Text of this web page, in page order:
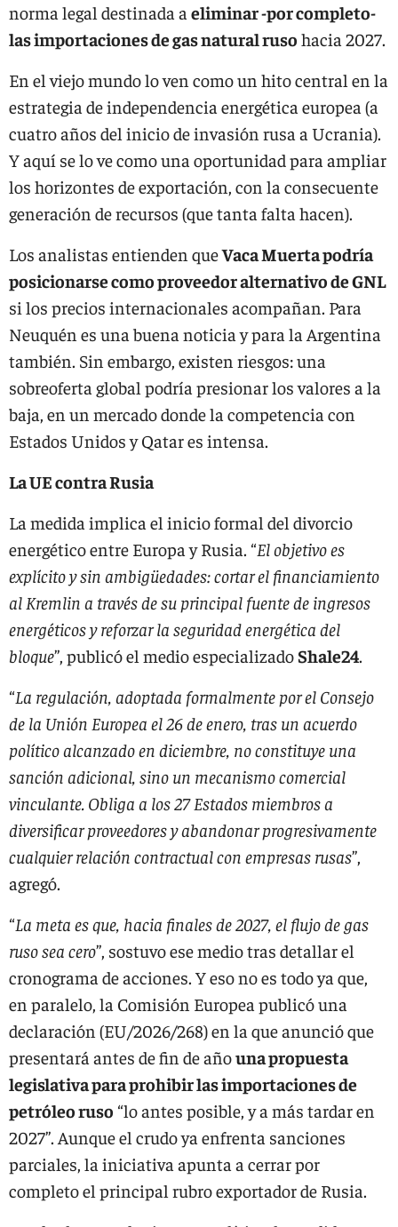
norma legal destinada a eliminar -por completo-
las importaciones de gas natural ruso hacia 2027.
En el viejo mundo lo ven como un hito central en la
estrategia de independencia energética europea (a
cuatro años del inicio de invasión rusa a Ucrania).
Y aquí se lo ve como una oportunidad para ampliar
los horizontes de exportación, con la consecuente
generación de recursos (que tanta falta hacen).
Los analistas entienden queVaca Muerta podría
posicionarse como proveedor alternativo de GNL
si los precios internacionales acompañan. Para
Neuquén es una buena noticia y para la Argentina
también. Sin embargo, existen riesgos: una
sobreoferta global podría presionar los valores a la
baja, en un mercado donde la competencia con
Estados Unidos y Qatar es intensa.
La UE contra Rusia
La medida implica el inicio formal del divorcio
energético entre Europa y Rusia. “El objetivo es
explícito y sin ambigüedades: cortar el financiamiento
al Kremlin a través de su principal fuente de ingresos
energéticos y reforzar la seguridad energética del
bloque”, publicó el medio especializado Shale24.
“La regulación, adoptada formalmente por el Consejo
de la Unión Europea el 26 de enero, tras un acuerdo
político alcanzado en diciembre, no constituye una
sanción adicional, sino un mecanismo comercial
vinculante. Obliga a los 27 Estados miembros a
diversificar proveedores y abandonar progresivamente
cualquier relación contractual con empresas rusas”,
agregó.
“La meta es que, hacia finales de 2027, el flujo de gas
ruso sea cero”, sostuvo ese medio tras detallar el
cronograma de acciones. Y eso no es todo ya que,
en paralelo, la Comisión Europea publicó una
declaración (EU/2026/268) en la que anunció que
presentará antes de fin de añouna propuesta
legislativa para prohibir las importaciones de
petróleo ruso “lo antes posible, y a más tardar en
2027”. Aunque el crudo ya enfrenta sanciones
parciales, la iniciativa apunta a cerrar por
completo el principal rubro exportador de Rusia.